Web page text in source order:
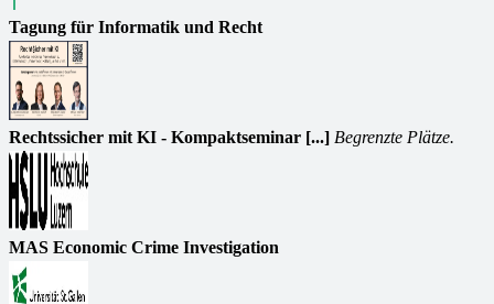
Tagung für Informatik und Recht
Rechtssicher mit KI - Kompaktseminar [...] Begrenzte Plätze.
MAS Economic Crime Investigation